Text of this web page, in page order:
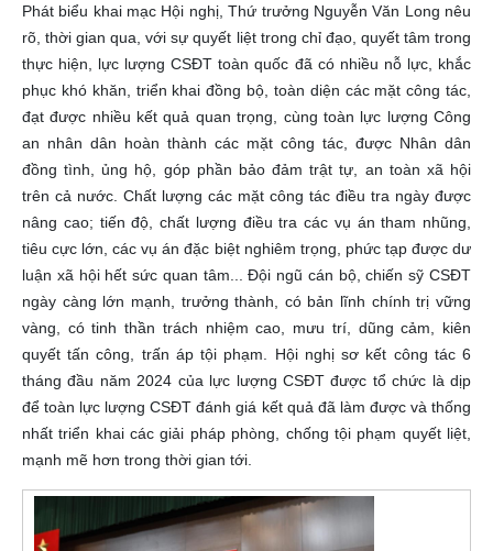
Phát biểu khai mạc Hội nghị, Thứ trưởng Nguyễn Văn Long nêu
rõ, thời gian qua, với sự quyết liệt trong chỉ đạo, quyết tâm trong
thực hiện, lực lượng CSĐT toàn quốc đã có nhiều nỗ lực, khắc
phục khó khăn, triển khai đồng bộ, toàn diện các mặt công tác,
đạt được nhiều kết quả quan trọng, cùng toàn lực lượng Công
an nhân dân hoàn thành các mặt công tác, được Nhân dân
đồng tình, ủng hộ, góp phần bảo đảm trật tự, an toàn xã hội
trên cả nước. Chất lượng các mặt công tác điều tra ngày được
nâng cao; tiến độ, chất lượng điều tra các vụ án tham nhũng,
tiêu cực lớn, các vụ án đặc biệt nghiêm trọng, phức tạp được dư
luận xã hội hết sức quan tâm... Đội ngũ cán bộ, chiến sỹ CSĐT
ngày càng lớn mạnh, trưởng thành, có bản lĩnh chính trị vững
vàng, có tinh thần trách nhiệm cao, mưu trí, dũng cảm, kiên
quyết tấn công, trấn áp tội phạm. Hội nghị sơ kết công tác 6
tháng đầu năm 2024 của lực lượng CSĐT được tổ chức là dịp
để toàn lực lượng CSĐT đánh giá kết quả đã làm được và thống
nhất triển khai các giải pháp phòng, chống tội phạm quyết liệt,
mạnh mẽ hơn trong thời gian tới.